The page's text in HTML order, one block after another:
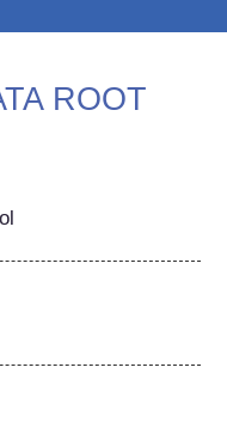
ROOT